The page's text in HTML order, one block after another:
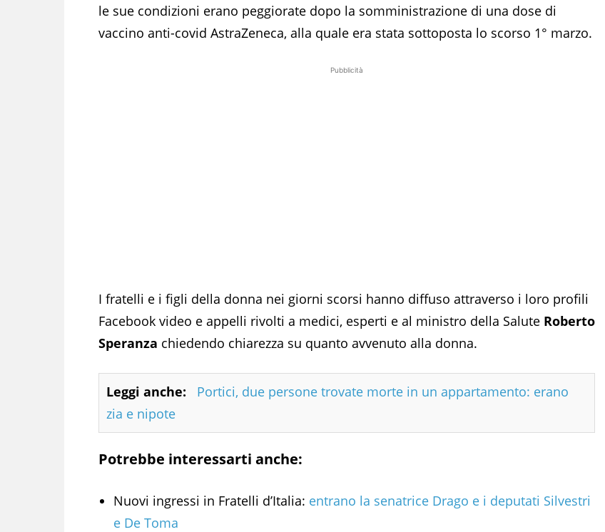
le sue condizioni erano peggiorate dopo la somministrazione di una dose di
vaccino anti-covid AstraZeneca, alla quale era stata sottoposta lo scorso 1° marzo.
Pubblicità
I fratelli e i figli della donna nei giorni scorsi hanno diffuso attraverso i loro profili
Facebook video e appelli rivolti a medici, esperti e al ministro della Salute Roberto
Speranza chiedendo chiarezza su quanto avvenuto alla donna.
Leggi anche:
Portici, due persone trovate morte in un appartamento: erano
zia e nipote
Potrebbe interessarti anche:
Nuovi ingressi in Fratelli d’Italia: entrano la senatrice Drago e i deputati Silvestri
e De Toma